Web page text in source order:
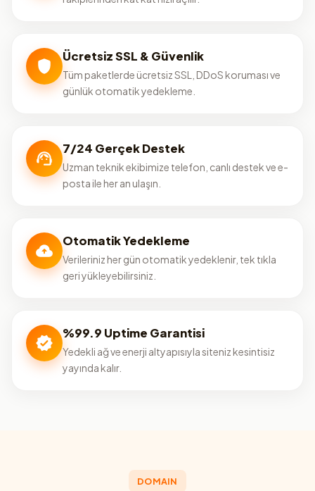
Ücretsiz SSL & Güvenlik
Tüm paketlerde ücretsiz SSL, DDoS koruması ve
günlük otomatik yedekleme.
7/24 Gerçek Destek
Uzman teknik ekibimize telefon, canlı destek ve e-
posta ile her an ulaşın.
Otomatik Yedekleme
Verileriniz her gün otomatik yedeklenir, tek tıkla
geri yükleyebilirsiniz.
%99.9 Uptime Garantisi
Yedekli ağ ve enerji altyapısıyla siteniz kesintisiz
yayında kalır.
DOMAIN